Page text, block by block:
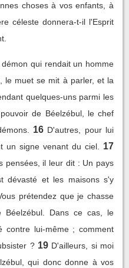
choses à vos enfants, à
céleste donnera-t-il l'Esprit
qui rendait un homme
le muet se mit à parler, et la
quelques-uns parmi les
de Béelzébul, le chef
16 D'autres, pour lui
un signe venant du ciel.
17
pensées, il leur dit : Un pays
dévasté et les maisons s'y
prétendez que je chasse
Dans ce cas, le
contre lui-même ; comment
? 19 D'ailleurs, si moi
qui donc donne à vos